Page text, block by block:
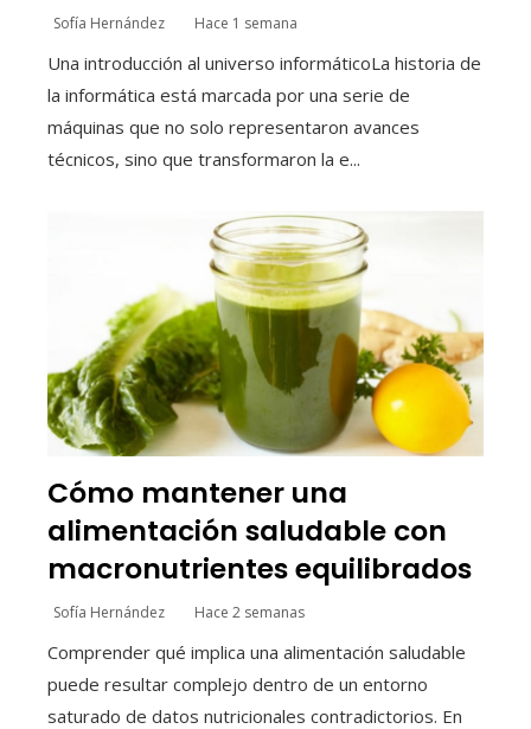
Sofía Hernández Hace 1 semana
Una introducción al universo informáticoLa historia de
la informática está marcada por una serie de
máquinas que no solo representaron avances
técnicos, sino que transformaron la e...
Cómo mantener una
alimentación saludable con
macronutrientes equilibrados
Sofía Hernández Hace 2 semanas
Comprender qué implica una alimentación saludable
puede resultar complejo dentro de un entorno
saturado de datos nutricionales contradictorios. En